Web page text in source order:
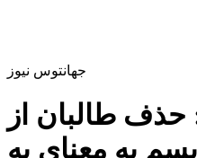
جهانتوس نیوز
طالبان از
به معناى به